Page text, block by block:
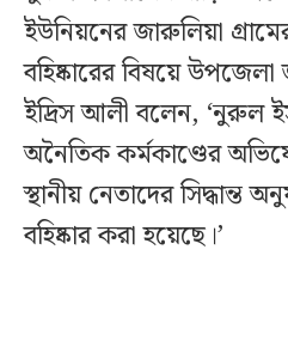
ইউনিয়নের জারুলিয়া
বহিষ্কারের বিষয়ে
ইদ্রিস আলী বলেন, ‘নুরুল
অনৈতিক কর্মকাণ্ডের
স্থানীয় নেতাদের সিদ্ধান্ত
বহিষ্কার করা হয়েছে।’